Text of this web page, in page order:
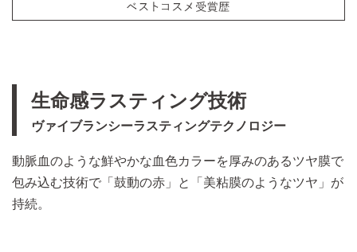
生命感ラスティング技術
ヴァイブランシーラスティングテクノロジー
動脈血のような鮮やかな血色カラーを厚みのあるツヤ膜で
包み込む技術で「鼓動の赤」と「美粘膜のようなツヤ」が
持続。​